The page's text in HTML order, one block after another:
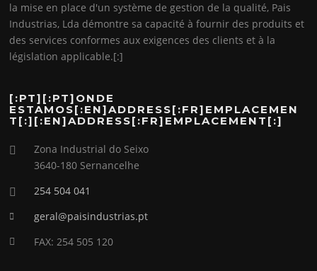
la mise en place d'un système de gestion de la qualité, Pais
Industrias, Lda démontre sa capacité à fournir des produits et
des services conformes aux exigences des clients et à la
législation applicable.[:]
[:PT][:PT]ONDE
ESTAMOS[:EN]ADDRESS[:FR]EMPLACEMEN
T[:][:EN]ADDRESS[:FR]EMPLACEMENT[:]
Zona Industrial do Seixo
3640-180 Sernancelhe
254 504 041
geral@paisindustrias.pt
FAX: 254 505 120